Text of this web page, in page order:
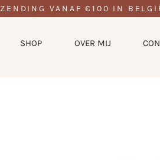
VANAF €100 IN
SHOP OVER MIJ